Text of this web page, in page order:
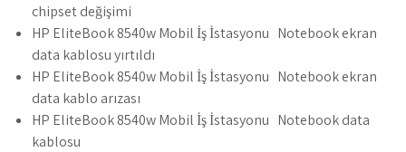
chipset değişimi
HP EliteBook 8540w Mobil İş İstasyonu Notebook ekran
data kablosu yırtıldı
HP EliteBook 8540w Mobil İş İstasyonu Notebook ekran
data kablo arızası
HP EliteBook 8540w Mobil İş İstasyonu Notebook data
kablosu